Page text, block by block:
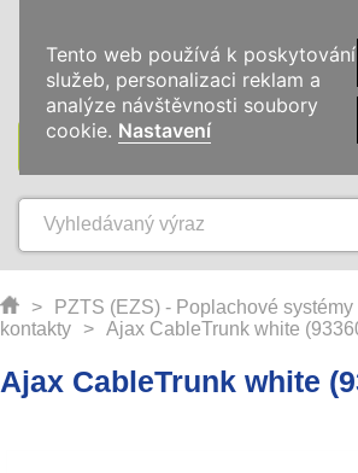
KATEGORIE
> PZTS (EZS) - Poplachové systémy
kontakty
> Ajax CableTrunk white
Ajax CableTrunk white
Tento web používá k poskytování
služeb, personalizaci reklam a
analýze návštěvnosti soubory
cookie. Nastavení